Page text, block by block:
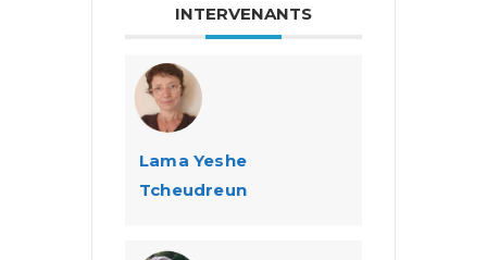
INTERVENANTS
Lama Yeshe
Tcheudreun